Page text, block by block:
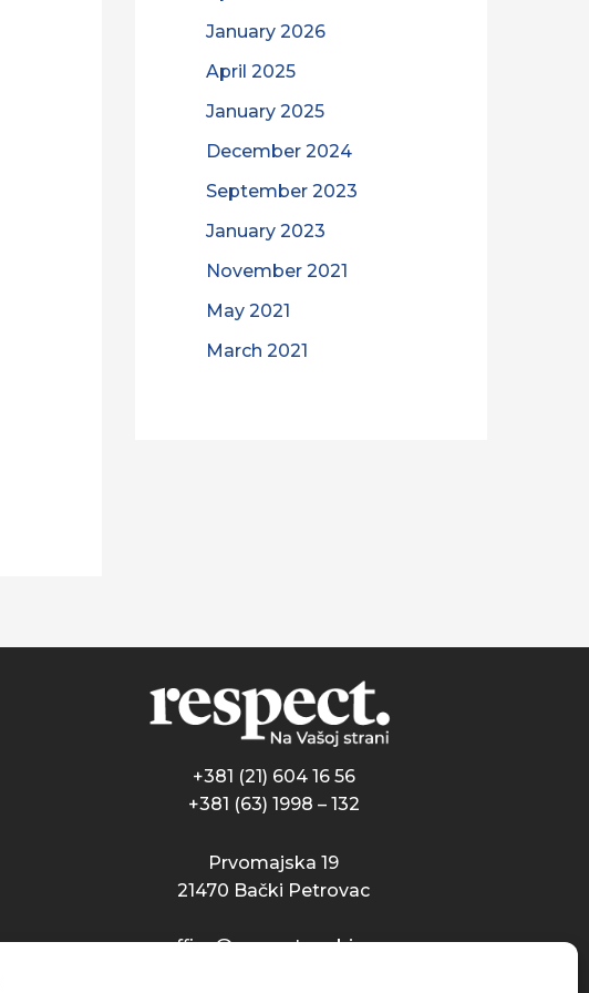
January 2026
April 2025
January 2025
December 2024
September 2023
January 2023
November 2021
May 2021
March 2021
+381 (21) 604 16 56
+381 (63) 1998 – 132
Prvomajska 19
21470 Bački Petrovac
office@respect-serbia.rs